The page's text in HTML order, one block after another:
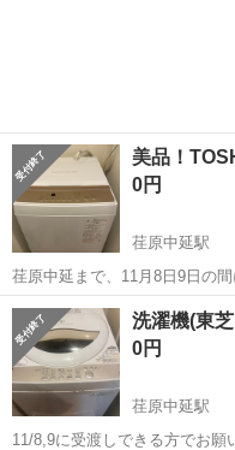
美品！
0円
荏原中延駅
荏原中延まで、11月8日9日の
ろしくおねがいします。
東京 品川区 荏原中延駅
洗濯機(東
0円
荏原中延駅
11/8,9に受渡しできる方でお願